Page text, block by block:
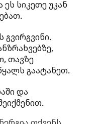
სიკეთე უკან
გვირგვინი.
თავზე
გაატანეთ.
და